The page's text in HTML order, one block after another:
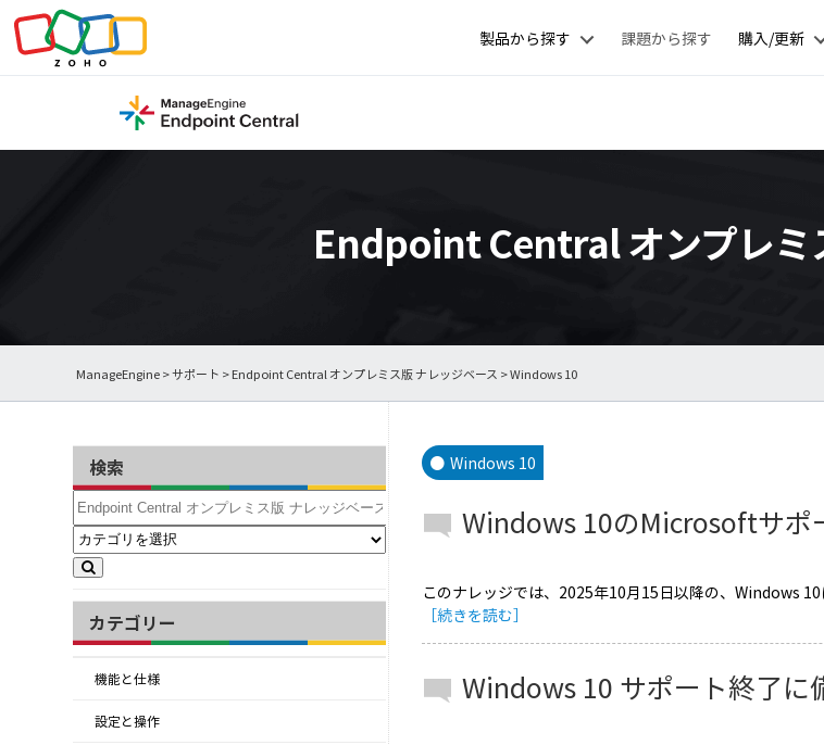
製品から探す 課題から探す 購入/更新
Endpoint Central オンプレミ
ManageEngine>サポート >Endpoint Central オンプレミス版 ナレッジベース > Windows 10
検索
カテゴリー
機能と仕様
設定と操作
Windows 10
Windows 10のMicrosoftサポ
このナレッジでは、2025年10月15日以降の、Windows
［続きを読む］
Windows 10 サポート終了に